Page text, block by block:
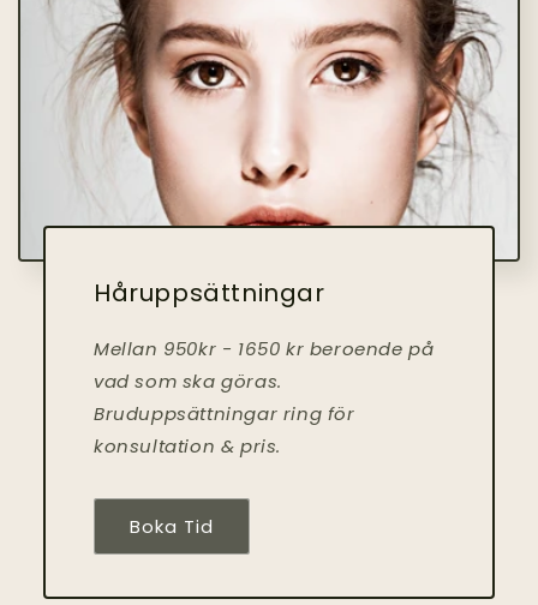
Håruppsättningar
Mellan 950kr - 1650 kr beroende på
vad som ska göras.
Bruduppsättningar ring för
konsultation & pris.
Boka Tid